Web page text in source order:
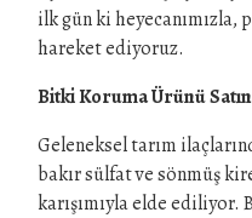
ilk gün ki
hareket ediyoruz.
Bitki Koruma Ürünü
Geleneksel tarım
bakır sülfat ve sönmüş
karışımıyla elde